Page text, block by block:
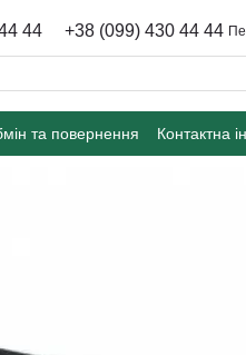
44 +38 (099) 430 44 44
та повернення Контактна